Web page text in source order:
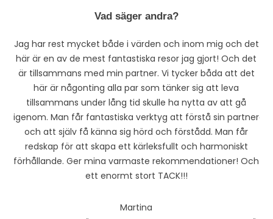
Vad säger andra?
Jag har rest mycket både i värden och inom mig och det
här är en av de mest fantastiska resor jag gjort! Och det
är tillsammans med min partner. Vi tycker båda att det
här är någonting alla par som tänker sig att leva
tillsammans under lång tid skulle ha nytta av att gå
igenom. Man får fantastiska verktyg att förstå sin partner
och att själv få känna sig hörd och förstådd. Man får
redskap för att skapa ett kärleksfullt och harmoniskt
förhållande. Ger mina varmaste rekommendationer! Och
ett enormt stort TACK!!!
Martina